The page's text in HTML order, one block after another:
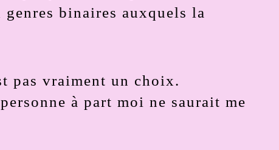
genres binaires auxquels la
pas vraiment un choix.
à part moi ne saurait me